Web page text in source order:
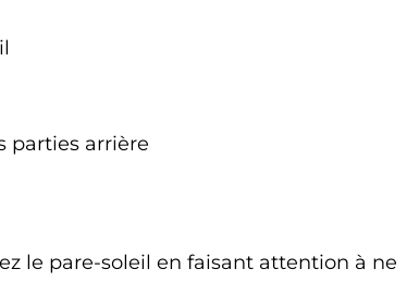
parties arrière
le pare-soleil en faisant attention à ne